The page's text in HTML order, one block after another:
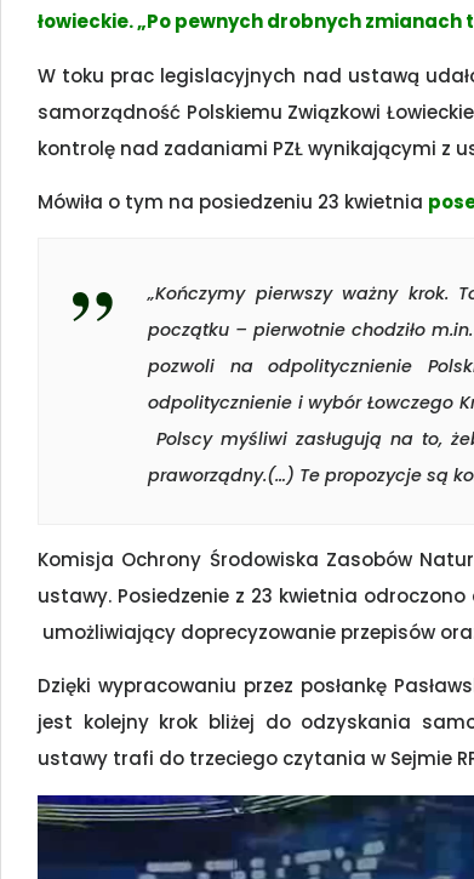
łowieckie. „Po pewnych drobnych
W toku prac legislacyjnych nad ustawą
samorządność Polskiemu Związkowi
kontrolę nad zadaniami PZŁ wynikającymi z
Mówiła o tym na posiedzeniu 23 kwietnia
„Kończymy pierwszy ważny
początku – pierwotnie chodziło
pozwoli na odpolitycznienie
odpolitycznienie i wybór Łowczego
Polscy myśliwi zasługują na to,
praworządny.(…) Te propozycje są
Komisja Ochrony Środowiska Zasobów
ustawy. Posiedzenie z 23 kwietnia
umożliwiający doprecyzowanie przepisów
Dzięki wypracowaniu przez posłankę
jest kolejny krok bliżej do odzyskania
ustawy trafi do trzeciego czytania w Sejmie
Odtwarzacz